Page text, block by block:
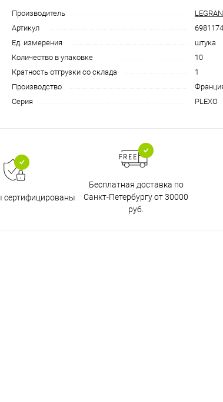
Производитель
Артикул
6981174
Ед. измерения
штука
Количество в упаковке
10
Кратность отгрузки со склада
1
Производство
Серия
PLEXO
сертифицированы
Бесплатная доставка по
Санкт-Петербургу от 30000
руб.